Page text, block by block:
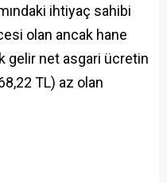
ihtiyaç sahibi
olan ancak hane
gelir net asgari ücretin
TL) az olan